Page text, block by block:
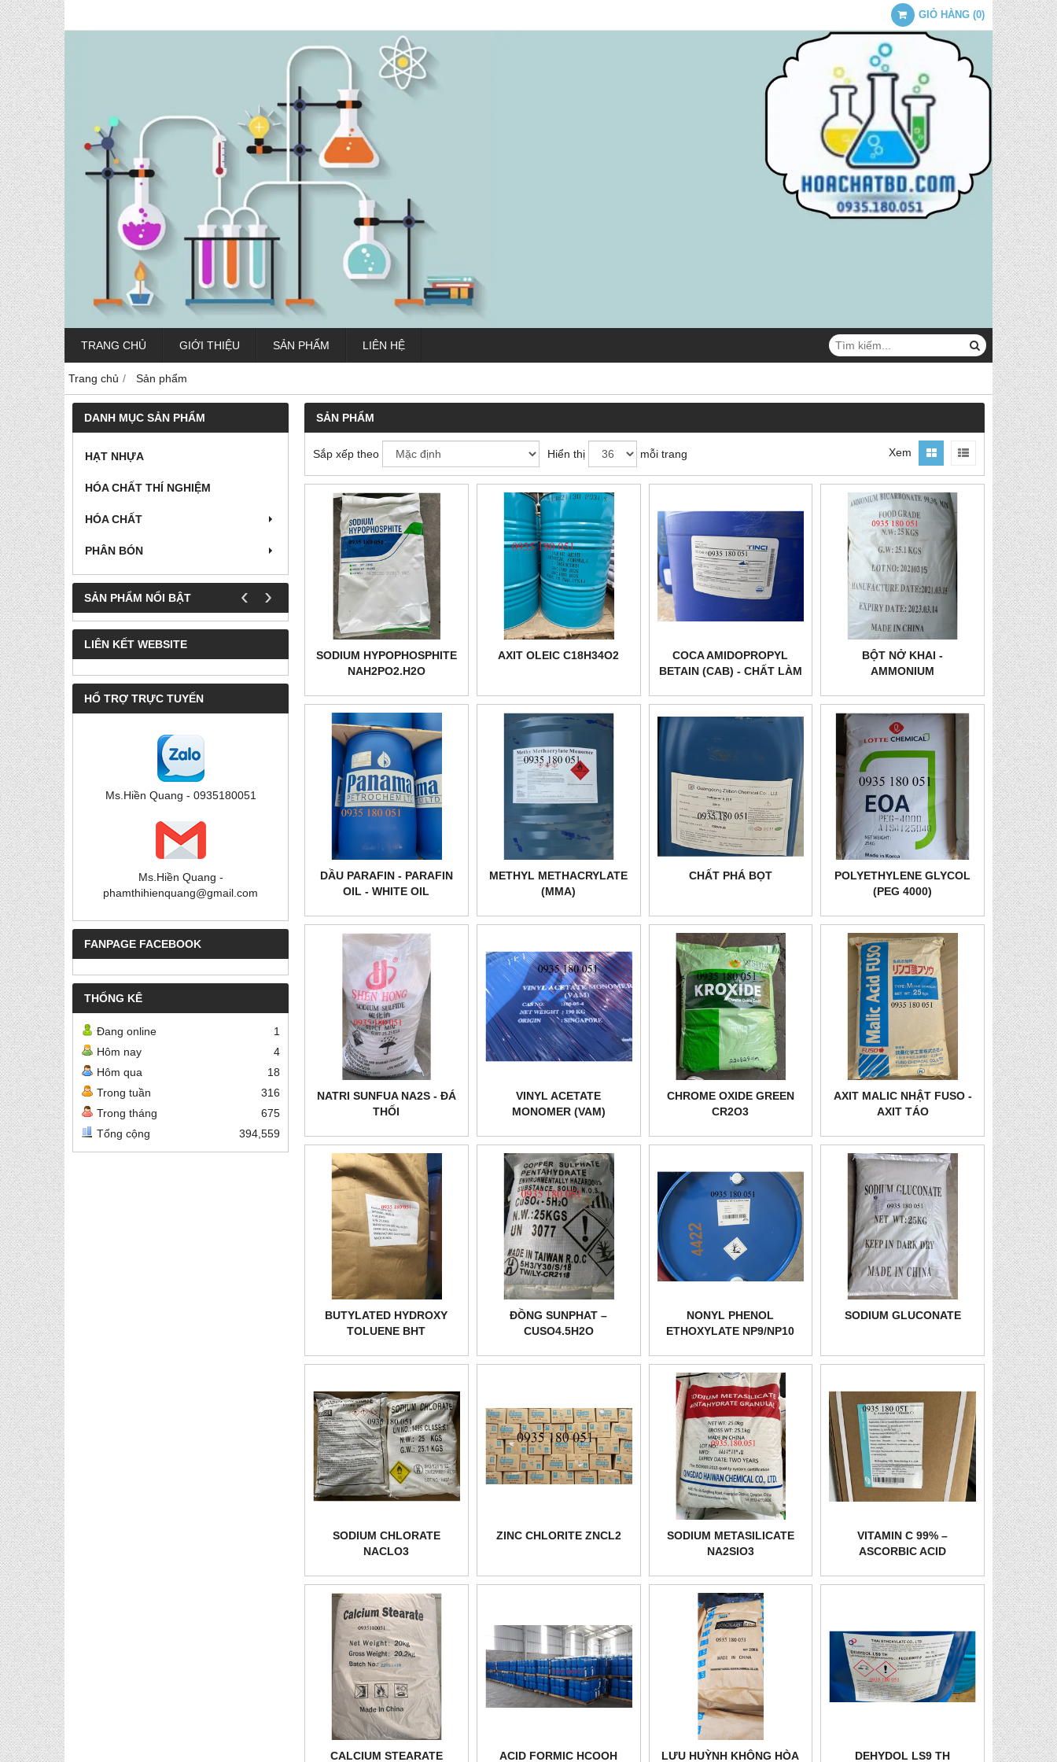
GIỎ HÀNG (0)
TRANG CHỦ GIỚI THIỆU SẢN PHẨM LIÊN HỆ
Trang chủ Sản phẩm
DANH MỤC SẢN PHẨM
HẠT NHỰA
HÓA CHẤT THÍ NGHIỆM
HÓA CHẤT
PHÂN BÓN
SẢN PHẨM NỔI BẬT ‹ ›
LIÊN KẾT WEBSITE
HỔ TRỢ TRỰC TUYẾN
Ms.Hiền Quang - 0935180051
Ms.Hiền Quang -
phamthihienquang@gmail.com
FANPAGE FACEBOOK
THỐNG KÊ
Đang online
1
Hôm nay
4
Hôm qua
18
Trong tuần
316
Trong tháng
675
Tổng cộng
394,559
SẢN PHẨM
Sắp xếp theo Hiển thị mỗi trang Xem
SODIUM HYPOPHOSPHITE
NAH2PO2.H2O
AXIT OLEIC C18H34O2
COCA AMIDOPROPYL
BETAIN (CAB) - CHẤT LÀM
BỘT NỞ KHAI -
AMMONIUM
DẦU PARAFIN - PARAFIN
OIL - WHITE OIL
METHYL METHACRYLATE
(MMA)
CHẤT PHÁ BỌT
POLYETHYLENE GLYCOL
(PEG 4000)
NATRI SUNFUA NA2S - ĐÁ
THỐI
VINYL ACETATE
MONOMER (VAM)
CHROME OXIDE GREEN
CR2O3
AXIT MALIC NHẬT FUSO -
AXIT TÁO
BUTYLATED HYDROXY
TOLUENE BHT
ĐỒNG SUNPHAT –
CUSO4.5H2O
NONYL PHENOL
ETHOXYLATE NP9/NP10
SODIUM GLUCONATE
SODIUM CHLORATE
NACLO3
ZINC CHLORITE ZNCL2
SODIUM METASILICATE
NA2SIO3
VITAMIN C 99% –
ASCORBIC ACID
CALCIUM STEARATE ACID FORMIC HCOOH LƯU HUỲNH KHÔNG HÒA DEHYDOL LS9 TH